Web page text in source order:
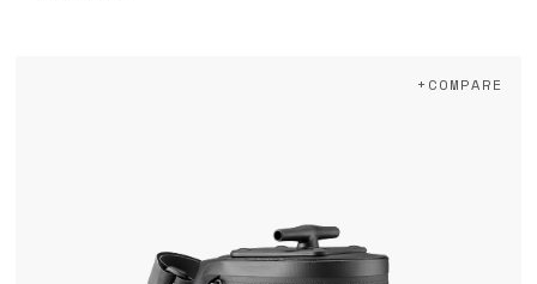
+COMPARE